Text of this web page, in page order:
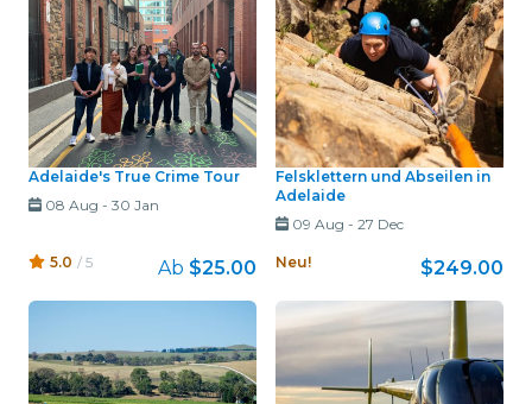
Adelaide's True Crime Tour
08 Aug - 30 Jan
5.0 / 5 Ab $25.00
Felsklettern und Abseilen in
Adelaide
09 Aug - 27 Dec
Neu! $249.00